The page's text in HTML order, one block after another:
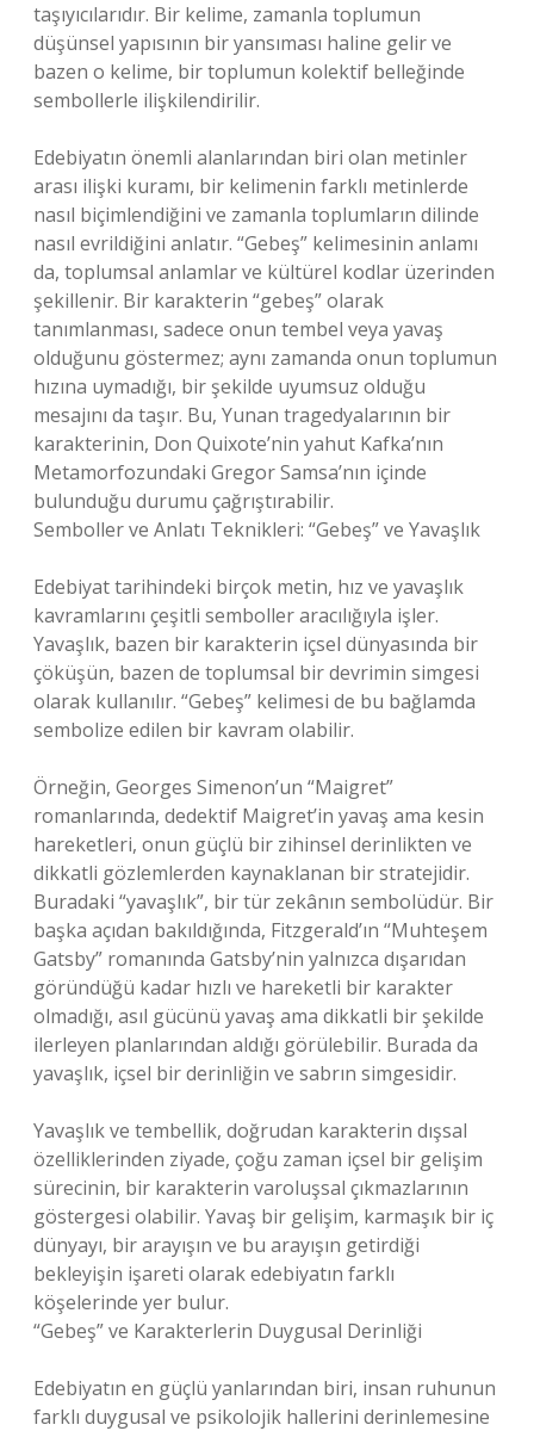
taşıyıcılarıdır. Bir kelime, zamanla toplumun
düşünsel yapısının bir yansıması haline gelir ve
bazen o kelime, bir toplumun kolektif belleğinde
sembollerle ilişkilendirilir.
Edebiyatın önemli alanlarından biri olan metinler
arası ilişki kuramı, bir kelimenin farklı metinlerde
nasıl biçimlendiğini ve zamanla toplumların dilinde
nasıl evrildiğini anlatır. “Gebeş” kelimesinin anlamı
da, toplumsal anlamlar ve kültürel kodlar üzerinden
şekillenir. Bir karakterin “gebeş” olarak
tanımlanması, sadece onun tembel veya yavaş
olduğunu göstermez; aynı zamanda onun toplumun
hızına uymadığı, bir şekilde uyumsuz olduğu
mesajını da taşır. Bu, Yunan tragedyalarının bir
karakterinin, Don Quixote’nin yahut Kafka’nın
Metamorfozundaki Gregor Samsa’nın içinde
bulunduğu durumu çağrıştırabilir.
Semboller ve Anlatı Teknikleri: “Gebeş” ve Yavaşlık
Edebiyat tarihindeki birçok metin, hız ve yavaşlık
kavramlarını çeşitli semboller aracılığıyla işler.
Yavaşlık, bazen bir karakterin içsel dünyasında bir
çöküşün, bazen de toplumsal bir devrimin simgesi
olarak kullanılır. “Gebeş” kelimesi de bu bağlamda
sembolize edilen bir kavram olabilir.
Örneğin, Georges Simenon’un “Maigret”
romanlarında, dedektif Maigret’in yavaş ama kesin
hareketleri, onun güçlü bir zihinsel derinlikten ve
dikkatli gözlemlerden kaynaklanan bir stratejidir.
Buradaki “yavaşlık”, bir tür zekânın sembolüdür. Bir
başka açıdan bakıldığında, Fitzgerald’ın “Muhteşem
Gatsby” romanında Gatsby’nin yalnızca dışarıdan
göründüğü kadar hızlı ve hareketli bir karakter
olmadığı, asıl gücünü yavaş ama dikkatli bir şekilde
ilerleyen planlarından aldığı görülebilir. Burada da
yavaşlık, içsel bir derinliğin ve sabrın simgesidir.
Yavaşlık ve tembellik, doğrudan karakterin dışsal
özelliklerinden ziyade, çoğu zaman içsel bir gelişim
sürecinin, bir karakterin varoluşsal çıkmazlarının
göstergesi olabilir. Yavaş bir gelişim, karmaşık bir iç
dünyayı, bir arayışın ve bu arayışın getirdiği
bekleyişin işareti olarak edebiyatın farklı
köşelerinde yer bulur.
“Gebeş” ve Karakterlerin Duygusal Derinliği
Edebiyatın en güçlü yanlarından biri, insan ruhunun
farklı duygusal ve psikolojik hallerini derinlemesine